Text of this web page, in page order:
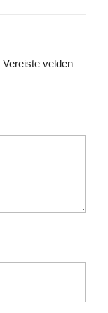
Vereiste velden